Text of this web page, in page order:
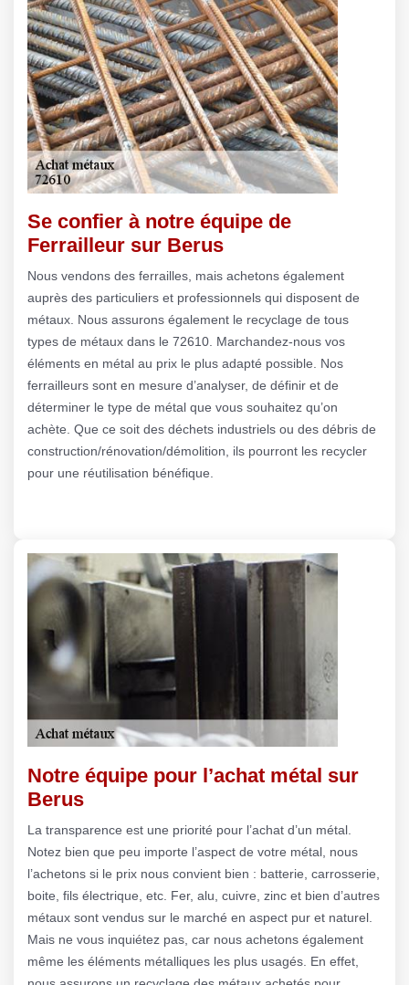
Se confier à notre équipe de
Ferrailleur sur Berus
Nous vendons des ferrailles, mais achetons également
auprès des particuliers et professionnels qui disposent de
métaux. Nous assurons également le recyclage de tous
types de métaux dans le 72610. Marchandez-nous vos
éléments en métal au prix le plus adapté possible. Nos
ferrailleurs sont en mesure d’analyser, de définir et de
déterminer le type de métal que vous souhaitez qu’on
achète. Que ce soit des déchets industriels ou des débris de
construction/rénovation/démolition, ils pourront les recycler
pour une réutilisation bénéfique.
Notre équipe pour l’achat métal sur
Berus
La transparence est une priorité pour l’achat d’un métal.
Notez bien que peu importe l’aspect de votre métal, nous
l’achetons si le prix nous convient bien : batterie, carrosserie,
boite, fils électrique, etc. Fer, alu, cuivre, zinc et bien d’autres
métaux sont vendus sur le marché en aspect pur et naturel.
Mais ne vous inquiétez pas, car nous achetons également
même les éléments métalliques les plus usagés. En effet,